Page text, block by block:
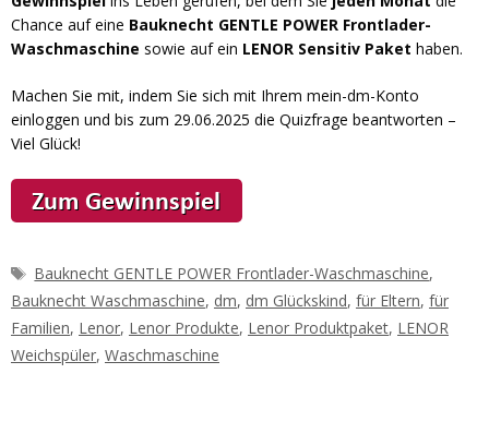
Chance auf eine Bauknecht GENTLE POWER Frontlader-
Waschmaschine sowie auf ein LENOR Sensitiv Paket haben.
Machen Sie mit, indem Sie sich mit Ihrem mein-dm-Konto
einloggen und bis zum 29.06.2025 die Quizfrage beantworten –
Viel Glück!
Schlagwörter
Bauknecht GENTLE POWER Frontlader-Waschmaschine,
Bauknecht Waschmaschine, dm, dm Glückskind, für Eltern, für
Familien, Lenor, Lenor Produkte, Lenor Produktpaket, LENOR
Weichspüler, Waschmaschine